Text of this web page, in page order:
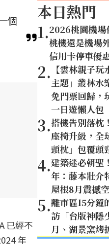
個
已經不
年
本日熱門
1.2026桃園機場
桃機還是機場
信用卡停車優
2. 【雲林親子
主題」叢林水
免門票回歸，
一日遊懶人包
3.搭機告別落枕
座椅升級，
頭枕」包覆頭
4.建築迷必朝聖
年：藤本壯介
屋根8月震撼
5.離市區15分鐘
訪「台版神隱
月、湖景窯烤